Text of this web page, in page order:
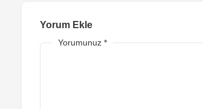
Yorum Ekle
Yorumunuz *